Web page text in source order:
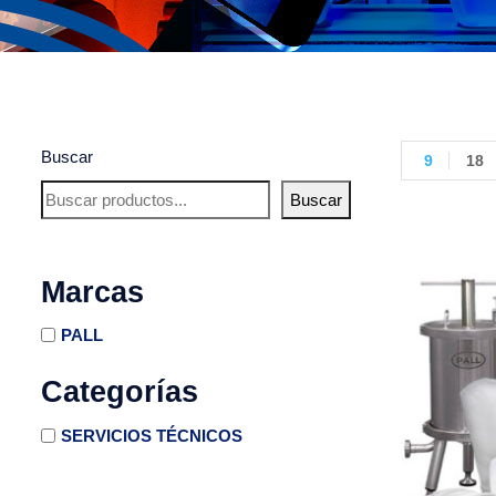
Buscar
Buscar
Marcas
PALL
Categorías
SERVICIOS TÉCNICOS
9 18